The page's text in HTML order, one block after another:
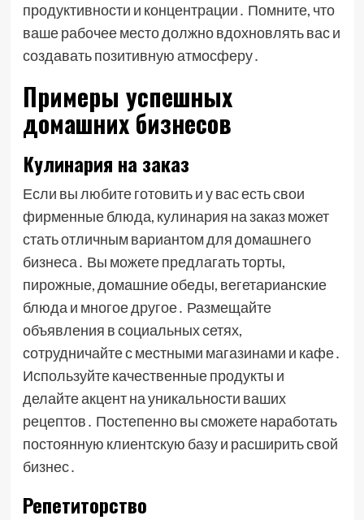
продуктивности и концентрации․ Помните, что
ваше рабочее место должно вдохновлять вас и
создавать позитивную атмосферу․
Примеры успешных
домашних бизнесов
Кулинария на заказ
Если вы любите готовить и у вас есть свои
фирменные блюда, кулинария на заказ может
стать отличным вариантом для домашнего
бизнеса․ Вы можете предлагать торты,
пирожные, домашние обеды, вегетарианские
блюда и многое другое․ Размещайте
объявления в социальных сетях,
сотрудничайте с местными магазинами и кафе․
Используйте качественные продукты и
делайте акцент на уникальности ваших
рецептов․ Постепенно вы сможете наработать
постоянную клиентскую базу и расширить свой
бизнес․
Репетиторство